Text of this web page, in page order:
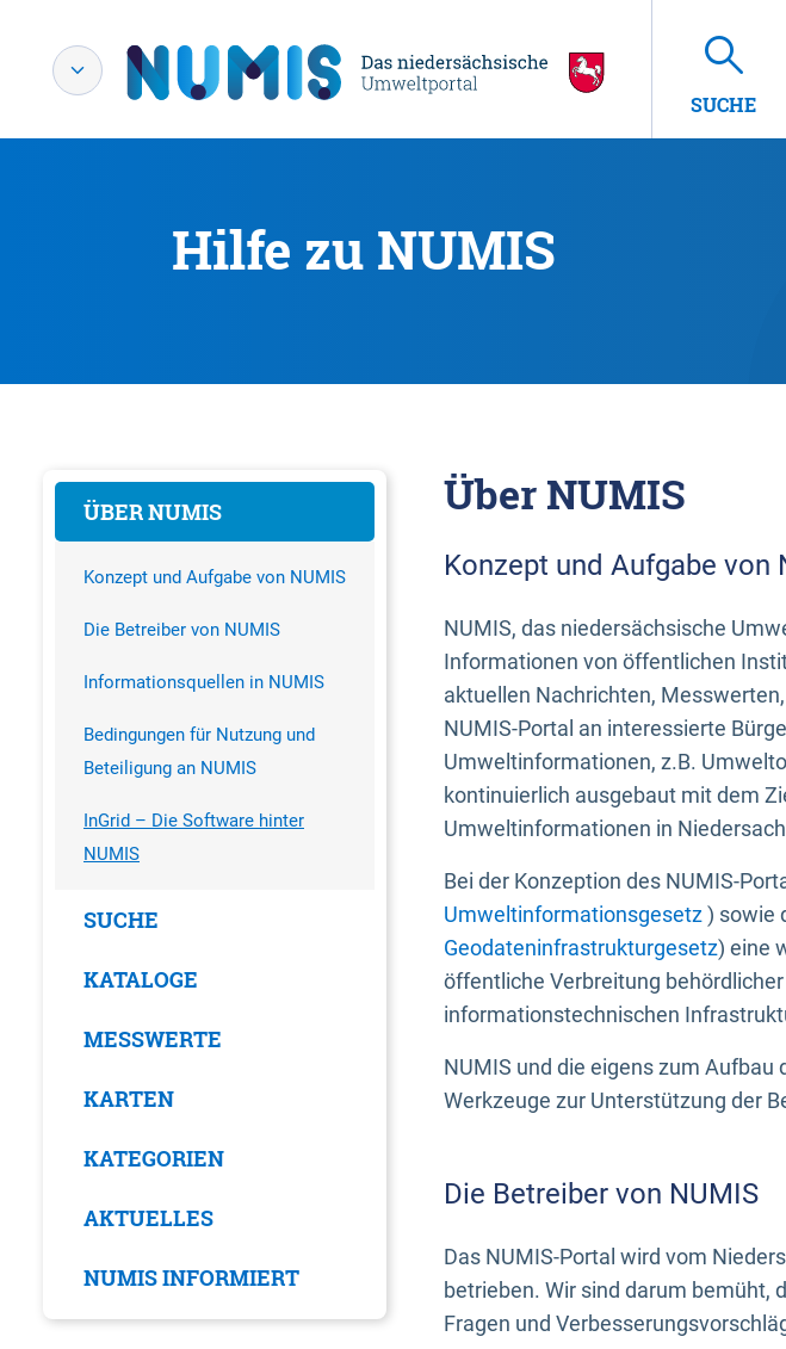
SUCHE
Hilfe zu NUMIS
ÜBER NUMIS
Konzept und Aufgabe von NUMIS
Die Betreiber von NUMIS
Informationsquellen in NUMIS
Bedingungen für Nutzung und
Beteiligung an NUMIS
InGrid – Die Software hinter
NUMIS
SUCHE
KATALOGE
MESSWERTE
KARTEN
KATEGORIEN
AKTUELLES
NUMIS INFORMIERT
Über NUMIS
Konzept und Aufgabe von
NUMIS, das niedersächsische
Informationen von öffentlichen
aktuellen Nachrichten,
NUMIS-Portal an interessierte
Umweltinformationen, z.B.
kontinuierlich ausgebaut mit dem
Umweltinformationen in
Bei der Konzeption des NUMIS-
Umweltinformationsgesetz) sowie
Geodateninfrastrukturgesetz) eine
öffentliche Verbreitung
informationstechnischen
NUMIS und die eigens zum
Werkzeuge zur Unterstützung der
Die Betreiber von NUMIS
Das NUMIS-Portal wird vom
betrieben. Wir sind darum bemüht,
Fragen und